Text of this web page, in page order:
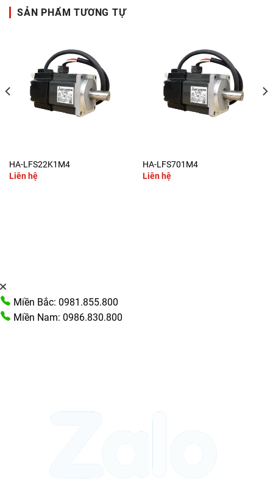
SẢN PHẨM TƯƠNG TỰ
HA-LFS22K1M4
Liên hệ
HA-LFS701M4
Liên hệ
Miền Bắc: 0981.855.800
Miền Nam: 0986.830.800